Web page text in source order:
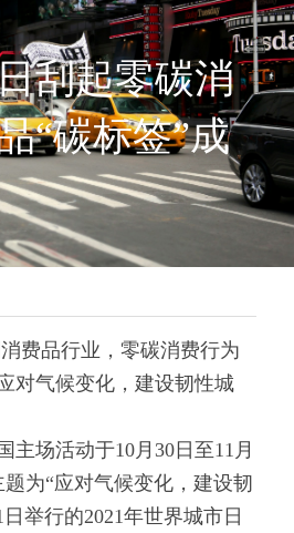
刮起零碳消
“碳标签”成
对气候变化，建设韧性城
主场活动于10月30日至11月
为“应对气候变化，建设韧
举行的2021年世界城市日